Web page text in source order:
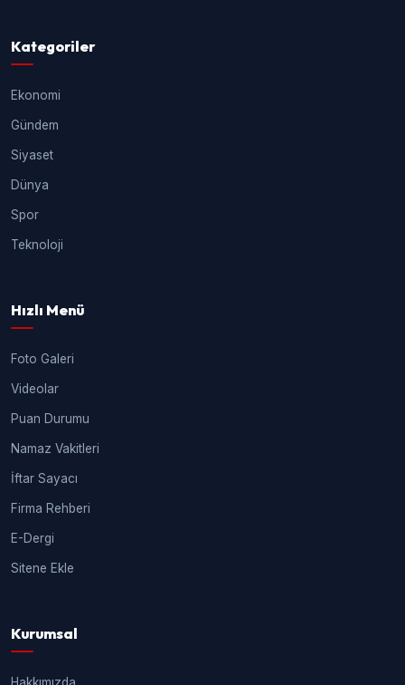
Kategoriler
Ekonomi
Gündem
Siyaset
Dünya
Spor
Teknoloji
Hızlı Menü
Foto Galeri
Videolar
Puan Durumu
Namaz Vakitleri
İftar Sayacı
Firma Rehberi
E-Dergi
Sitene Ekle
Kurumsal